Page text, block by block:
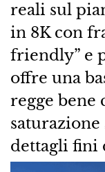
reali sul
in 8K con
friendly” e
offre una
regge bene
saturazione
dettagli fini